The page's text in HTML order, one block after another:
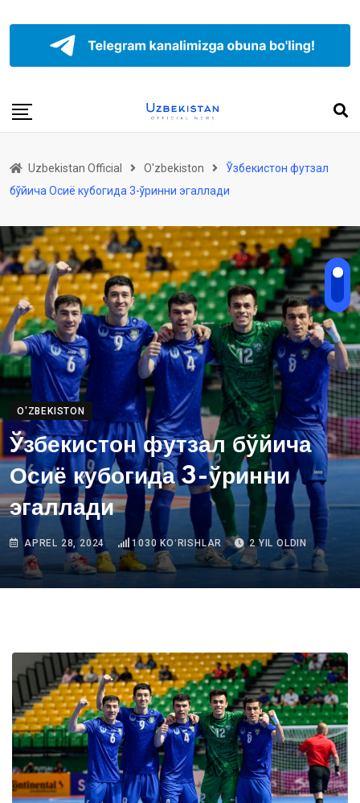
Uzbekistan Official O'zbekiston
Ўзбекистон футзал
бўйича Осиё кубогида 3-ўринни эгаллади
O'ZBEKISTON
Ўзбекистон футзал бўйича
Осиё кубогида 3-ўринни
эгаллади
APREL 28, 2024 1030 KOʻRISHLAR 2 YIL OLDIN